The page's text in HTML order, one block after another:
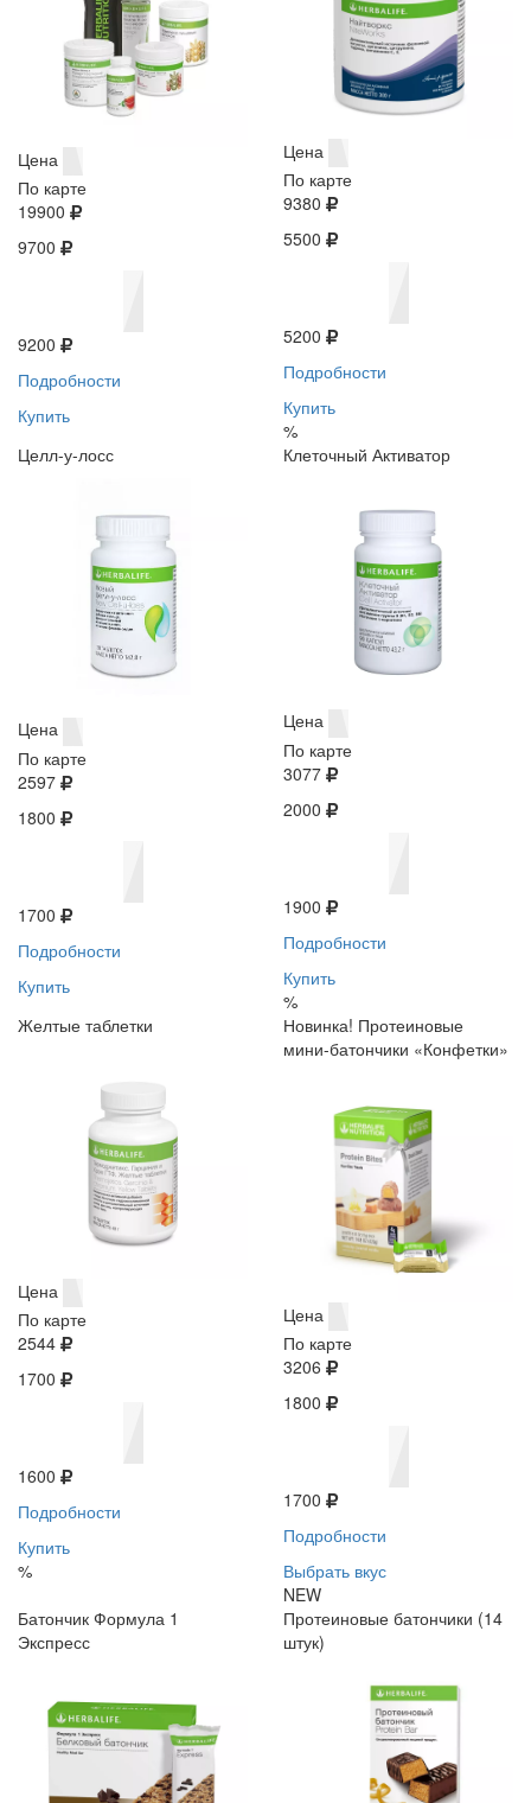
Цена
По карте
19900
9700
9200
Подробности
Купить
Цена
По карте
9380
5500
5200
Подробности
Купить
%
Целл-у-лосс
Цена
По карте
2597
1800
1700
Подробности
Купить
Клеточный Активатор
Цена
По карте
3077
2000
1900
Подробности
Купить
%
Желтые таблетки
Цена
По карте
2544
1700
1600
Подробности
Купить
%
Новинка! Протеиновые
мини-батончики «Конфетки»
Цена
По карте
3206
1800
1700
Подробности
Выбрать вкус
NEW
Батончик Формула 1
Экспресс
Протеиновые батончики (14
штук)